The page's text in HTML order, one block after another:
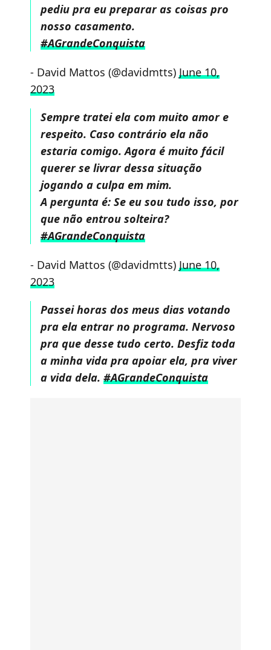
pediu pra eu preparar as coisas pro
nosso casamento.
#AGrandeConquista
- David Mattos (@davidmtts) June 10,
2023
Sempre tratei ela com muito amor e
respeito. Caso contrário ela não
estaria comigo. Agora é muito fácil
querer se livrar dessa situação
jogando a culpa em mim.
A pergunta é: Se eu sou tudo isso, por
que não entrou solteira?
#AGrandeConquista
- David Mattos (@davidmtts) June 10,
2023
Passei horas dos meus dias votando
pra ela entrar no programa. Nervoso
pra que desse tudo certo. Desfiz toda
a minha vida pra apoiar ela, pra viver
a vida dela. #AGrandeConquista